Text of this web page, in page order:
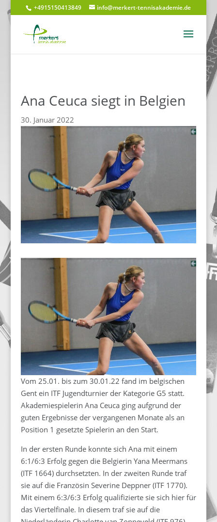
+4915150413849 info@merkert-tennisakademie.de
Ana Ceuca siegt in Belgien
30. Januar 2022
Vom 25.01. bis zum 30.01.22 fand im belgischen
Gent ein ITF Jugendturnier der Kategorie G5 statt.
Akademiespielerin Ana Ceuca ging aufgrund der
guten Ergebnisse der vergangenen Monate als an
Position 1 gesetzte Spielerin an den Start.
In der ersten Runde konnte sich Ana mit einem
6:1/6:3 Erfolg gegen die Belgierin Yana Meermans
(ITF 1664) durchsetzten. In der zweiten Runde traf
sie auf die Französin Severine Deppner (ITF 1770).
Mit einem 6:3/6:3 Erfolg qualifizierte sie sich hier für
das Viertelfinale. In diesem traf sie auf die